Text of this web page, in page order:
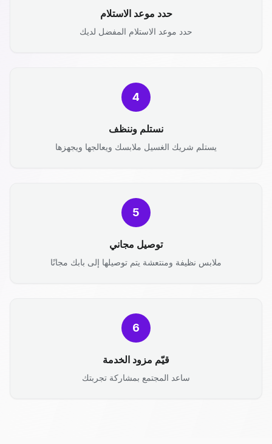
حدد موعد الاستلام
حدد موعد الاستلام المفضل لديك
4
نستلم وننظف
يستلم شريك الغسيل ملابسك ويعالجها ويجهزها
5
توصيل مجاني
ملابس نظيفة ومنتعشة يتم توصيلها إلى بابك مجانًا
6
قيّم مزود الخدمة
ساعد المجتمع بمشاركة تجربتك